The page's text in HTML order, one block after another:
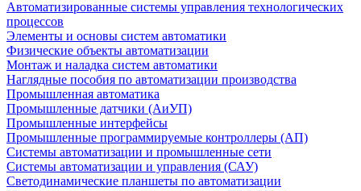
Автоматизированные системы управления технологических
процессов
Элементы и основы систем автоматики
Физические объекты автоматизации
Монтаж и наладка систем автоматики
Наглядные пособия по автоматизации производства
Промышленная автоматика
Промышленные датчики (АиУП)
Промышленные интерфейсы
Промышленные программируемые контроллеры (АП)
Системы автоматизации и промышленные сети
Системы автоматизации и управления (САУ)
Светодинамические планшеты по автоматизации